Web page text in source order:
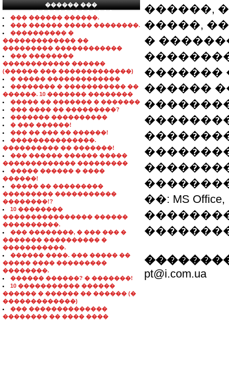
������ ���
���������������
��� ������ ������.
��� ������ ����� ��������.
���������� �
������������� ��
��������� ������������
��� ��������
������������ ������
(������ ��� �������������)
� ����� �������������
�������� � ����������� ��
������. 10 ������� ��������
����� �� ������� � �������
��� ���� �� ���������?
������� ����������
� ��� ������!
��� �� ��� �� ������!
���������������.
���������� �� �������!
��� ������ ������ �����
������������� ���������
����� ������ � ����
������!
����� �� ���������
��������� �����������
��������!?
10 ��������
���������������� ������
����������.
��� ��������, � ��� ��� �
������� ���������� �
�����������.
������ ����. ��� ����� ��
����� ���� ���������
��������.
������ ������? � �������!
10 ����������� ������
������ � ������ �� ������ (�
�������������)
��� ��������������
�������� �� ���� ����
������,
�����,
�
�������
������
��: MS Office,
pt@i.com.ua